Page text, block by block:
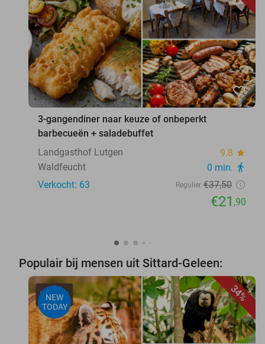
favorite_border
3-gangendiner naar keuze of onbeperkt
barbecueën + saladebuffet
Landgasthof Lutgen
9.8 star
Waldfeucht 0 min. directions_walk
Verkocht: 63 Regulier €37,50
€21 ,90
Populair bij mensen uit Sittard-Geleen:
34%
NEW
TODAY